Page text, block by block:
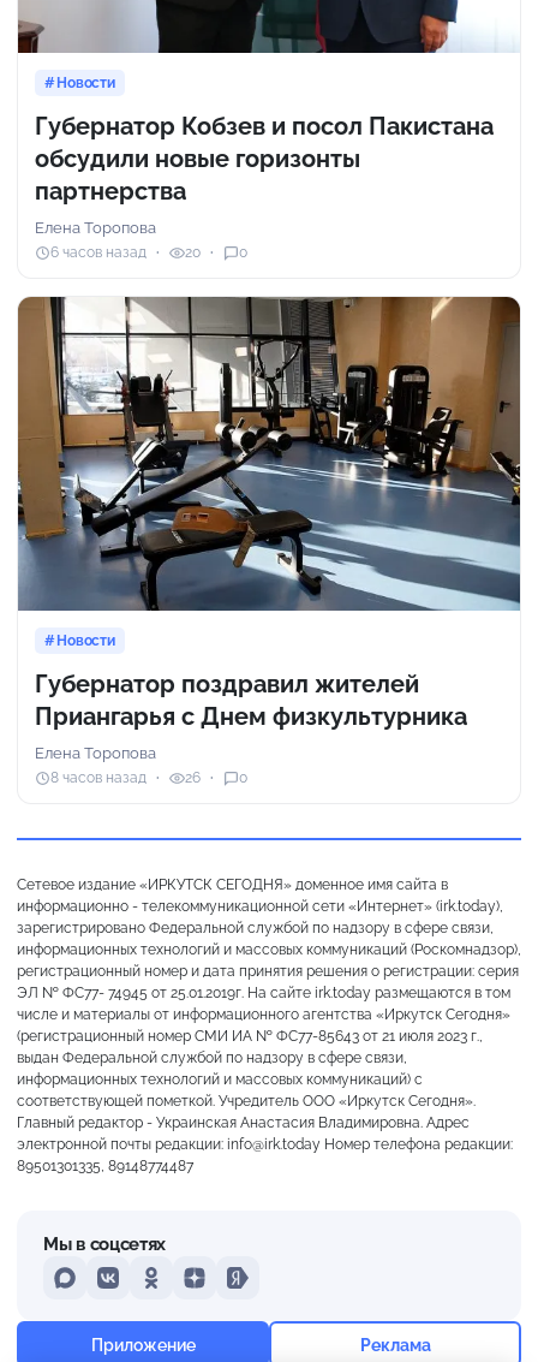
Преимущественно ясно
Новости
Губернатор Кобзев и посол Пакистана
обсудили новые горизонты
партнерства
Елена Торопова
6 часов назад 20 0
Новости
Губернатор поздравил жителей
Приангарья с Днем физкультурника
Елена Торопова
8 часов назад 26 0
Сетевое издание «ИРКУТСК СЕГОДНЯ» доменное имя сайта в
информационно - телекоммуникационной сети «Интернет» (irk.today),
зарегистрировано Федеральной службой по надзору в сфере связи,
информационных технологий и массовых коммуникаций (Роскомнадзор),
регистрационный номер и дата принятия решения о регистрации: серия
ЭЛ № ФС77- 74945 от 25.01.2019г. На сайте irk.today размещаются в том
числе и материалы от информационного агентства «Иркутск Сегодня»
(регистрационный номер СМИ ИА № ФС77-85643 от 21 июля 2023 г.,
выдан Федеральной службой по надзору в сфере связи,
информационных технологий и массовых коммуникаций) с
соответствующей пометкой. Учредитель ООО «Иркутск Сегодня».
Главный редактор - Украинская Анастасия Владимировна. Адрес
электронной почты редакции: info@irk.today Номер телефона редакции:
89501301335, 89148774487
Мы в соцсетях
MAXVKontakteOdnoklassniki
DzenYandex
Приложение Реклама